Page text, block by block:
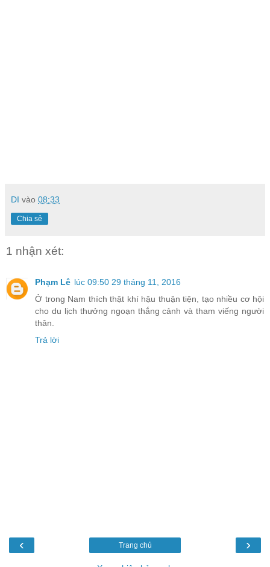
DI vào 08:33
Chia sẻ
1 nhận xét:
Phạm Lê lúc 09:50 29 tháng 11, 2016
Ở trong Nam thích thật khí hậu thuận tiện, tạo nhiều cơ hội
cho du lịch thưởng ngoạn thắng cảnh và tham viếng người
thân.
Trả lời
‹ ›
Trang chủ